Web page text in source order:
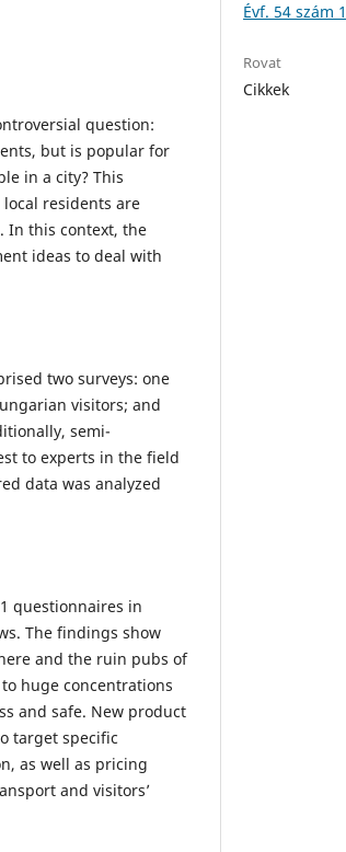
question:
but is popular for
in a city? This
residents are
In this context, the
ideas to deal with
two surveys: one
visitors; and
semi-
to experts in the field
data was analyzed
questionnaires in
The findings show
and the ruin pubs of
huge concentrations
and safe. New product
target specific
as well as pricing
and visitors’
Évf. 54 szám
Rovat
Cikkek